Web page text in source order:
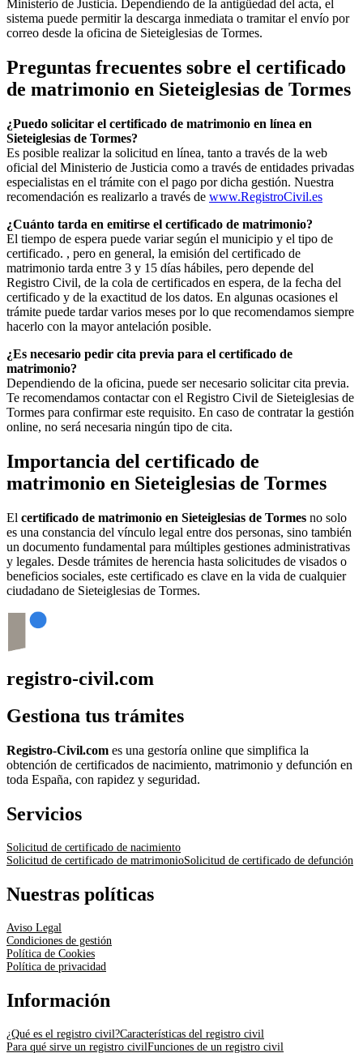
Ministerio de Justicia. Dependiendo de la antigüedad del acta, el
sistema puede permitir la descarga inmediata o tramitar el envío por
correo desde la oficina de Sieteiglesias de Tormes.
Preguntas frecuentes sobre el certificado
de matrimonio en Sieteiglesias de Tormes
¿Puedo solicitar el certificado de matrimonio en línea en
Sieteiglesias de Tormes?
Es posible realizar la solicitud en línea, tanto a través de la web
oficial del Ministerio de Justicia como a través de entidades privadas
especialistas en el trámite con el pago por dicha gestión. Nuestra
recomendación es realizarlo a través de www.RegistroCivil.es
¿Cuánto tarda en emitirse el certificado de matrimonio?
El tiempo de espera puede variar según el municipio y el tipo de
certificado. , pero en general, la emisión del certificado de
matrimonio tarda entre 3 y 15 días hábiles, pero depende del
Registro Civil, de la cola de certificados en espera, de la fecha del
certificado y de la exactitud de los datos. En algunas ocasiones el
trámite puede tardar varios meses por lo que recomendamos siempre
hacerlo con la mayor antelación posible.
¿Es necesario pedir cita previa para el certificado de
matrimonio?
Dependiendo de la oficina, puede ser necesario solicitar cita previa.
Te recomendamos contactar con el Registro Civil de Sieteiglesias de
Tormes para confirmar este requisito. En caso de contratar la gestión
online, no será necesaria ningún tipo de cita.
Importancia del certificado de
matrimonio en Sieteiglesias de Tormes
El certificado de matrimonio en Sieteiglesias de Tormes no solo
es una constancia del vínculo legal entre dos personas, sino también
un documento fundamental para múltiples gestiones administrativas
y legales. Desde trámites de herencia hasta solicitudes de visados o
beneficios sociales, este certificado es clave en la vida de cualquier
ciudadano de Sieteiglesias de Tormes.
registro-civil.com
Gestiona tus trámites
Registro-Civil.com es una gestoría online que simplifica la
obtención de certificados de nacimiento, matrimonio y defunción en
toda España, con rapidez y seguridad.
Servicios
Solicitud de certificado de nacimiento
Solicitud de certificado de matrimonioSolicitud de certificado de defunción
Nuestras políticas
Aviso Legal
Condiciones de gestión
Política de Cookies
Política de privacidad
Información
¿Qué es el registro civil?Características del registro civil
Para qué sirve un registro civilFunciones de un registro civil